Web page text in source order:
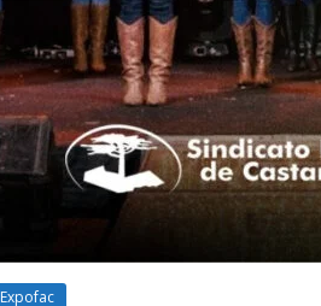
Expofac
Comentários desativados